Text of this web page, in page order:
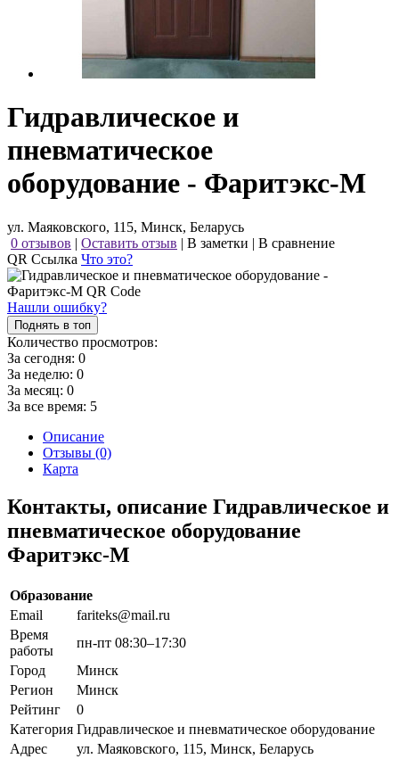
Гидравлическое и
пневматическое
оборудование - Фаритэкс-М
ул. Маяковского, 115, Минск, Беларусь
0 отзывов | Оставить отзыв | В заметки | В сравнение
QR Ссылка Что это?
Нашли ошибку?
Поднять в топ
Количество просмотров:
За сегодня: 0
За неделю: 0
За месяц: 0
За все время: 5
Описание
Отзывы (0)
Карта
Контакты, описание Гидравлическое и
пневматическое оборудование
Фаритэкс-М
Образование
Email
fariteks@mail.ru
Время
работы
пн-пт 08:30–17:30
Город
Минск
Регион
Минск
Рейтинг
0
Категория Гидравлическое и пневматическое оборудование
Адрес
ул. Маяковского, 115, Минск, Беларусь